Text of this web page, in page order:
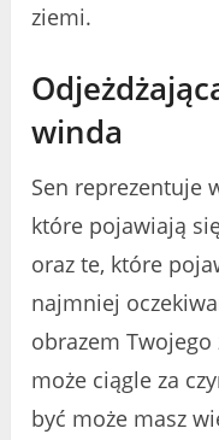
ziemi.
winda
Sen reprezentuje
które pojawiają
oraz te, które
najmniej
obrazem
może ciągle za
być może masz